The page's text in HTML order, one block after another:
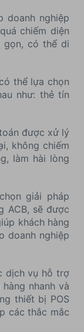
doanh nghiệp
chiếm diện
gọn, có thể di
thể lựa chọn
như: thẻ tín
được xử lý
không chiếm
làm hài lòng
giải pháp
ACB, sẽ được
khách hàng
doanh nghiệp
dịch vụ hỗ trợ
nhanh và
thiết bị POS
các thắc mắc